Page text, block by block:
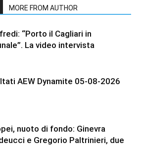
MORE FROM AUTHOR
“Porto il Cagliari in
La video intervista
AEW Dynamite 05-08-2026
nuoto di fondo: Ginevra
e Gregorio Paltrinieri, due